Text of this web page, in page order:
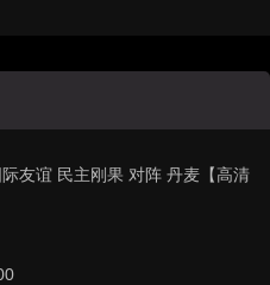
友谊 民主刚果 对阵 丹麦【高清